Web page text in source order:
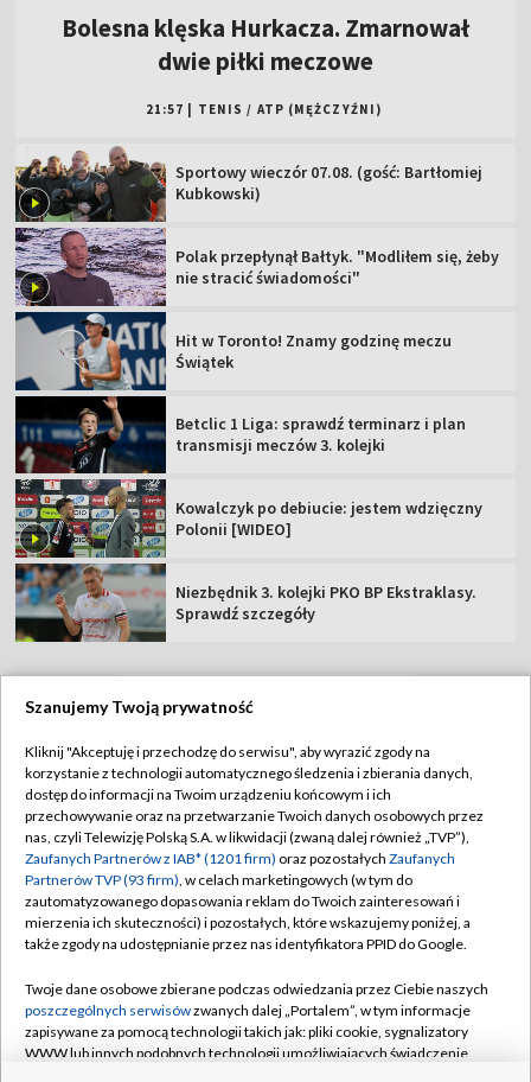
Bolesna klęska Hurkacza. Zmarnował
dwie piłki meczowe
21:57 TENIS / ATP (MĘŻCZYŹNI)
Sportowy wieczór 07.08. (gość: Bartłomiej
Kubkowski)
Polak przepłynął Bałtyk. "Modliłem się, żeby
nie stracić świadomości"
Hit w Toronto! Znamy godzinę meczu
Świątek
Betclic 1 Liga: sprawdź terminarz i plan
transmisji meczów 3. kolejki
Kowalczyk po debiucie: jestem wdzięczny
Polonii [WIDEO]
Niezbędnik 3. kolejki PKO BP Ekstraklasy.
Sprawdź szczegóły
Abonament TVP
Sklep TVP
Biuro Reklamy
Oferta Handlowa
Telegazeta ogłoszenia
Rada Programowa
Ogłoszenia przetargowe
Regulamin TVP
Polityka prywatności
Moje zgody
Biuro reklamy
Kontakt
Kanały
©2026 Telewizja Polska Spółka Akcyjna w likwidacji
Szanujemy Twoją prywatność
Kliknij "Akceptuję i przechodzę do serwisu", aby wyrazić zgody na
korzystanie z technologii automatycznego śledzenia i zbierania danych,
dostęp do informacji na Twoim urządzeniu końcowym i ich
przechowywanie oraz na przetwarzanie Twoich danych osobowych przez
nas, czyli Telewizję Polską S.A. w likwidacji (zwaną dalej również „TVP”),
Zaufanych Partnerów z IAB* (1201 firm) oraz pozostałych Zaufanych
Partnerów TVP (93 firm), w celach marketingowych (w tym do
zautomatyzowanego dopasowania reklam do Twoich zainteresowań i
mierzenia ich skuteczności) i pozostałych, które wskazujemy poniżej, a
także zgody na udostępnianie przez nas identyfikatora PPID do Google.
Twoje dane osobowe zbierane podczas odwiedzania przez Ciebie naszych
poszczególnych serwisówzwanych dalej „Portalem”, w tym informacje
zapisywane za pomocą technologii takich jak: pliki cookie, sygnalizatory
WWW lub innych podobnych technologii umożliwiających świadczenie